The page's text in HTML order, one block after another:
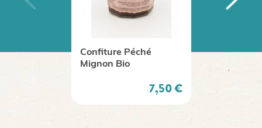
Confiture Péché
Mignon Bio
Prix
7,50 €